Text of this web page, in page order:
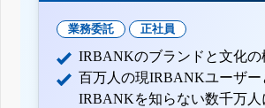
業務委託 正社員
IRBANKのブランドと文化の
百万人の現IRBANKユーザー
IRBANKを知らない数千万人